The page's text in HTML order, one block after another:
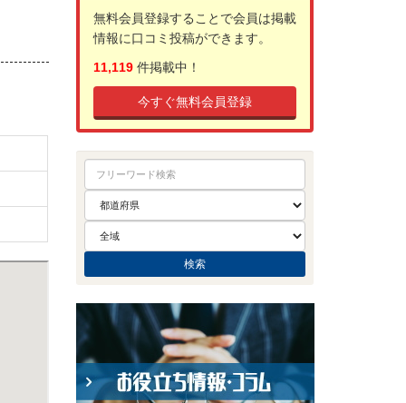
無料会員登録することで会員は掲載
情報に口コミ投稿ができます。
11,119件掲載中！
今すぐ無料会員登録